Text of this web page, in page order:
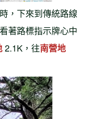
，下來到傳統路線
著路標指示牌心中
2.1K，往南營地